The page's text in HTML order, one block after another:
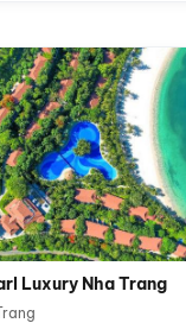
Luxury Nha Trang